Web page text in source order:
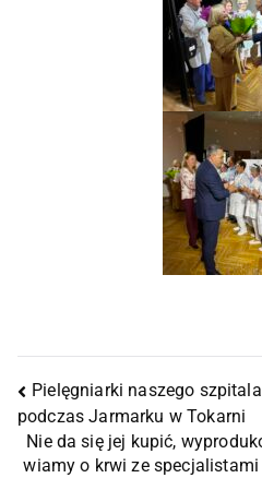
Pielęgniarki naszego
podczas Jarmarku w Tokarni
Nie da się jej kupić,
wiamy o krwi ze